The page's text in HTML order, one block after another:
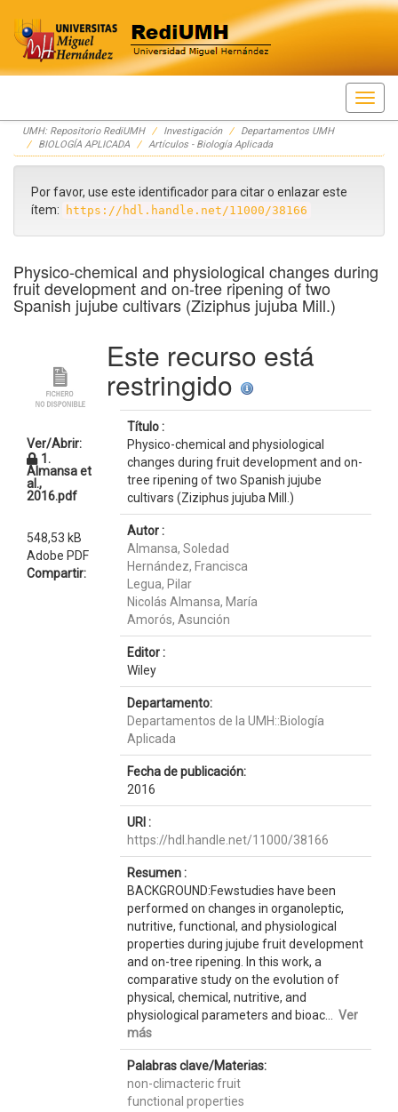
Skip
navigation
UMH: Repositorio RediUMH Investigación
Departamentos UMH
BIOLOGÍA APLICADA
Artículos - Biología Aplicada
Por favor, use este identificador para citar o enlazar este
ítem:
https://hdl.handle.net/11000/38166
Physico-chemical and physiological changes during
fruit development and on-tree ripening of two
Spanish jujube cultivars (Ziziphus jujuba Mill.)
Ver/Abrir:
1.
Almansa et
al.,
2016.pdf
548,53 kB
Adobe PDF
Compartir:
Este recurso está
restringido
Título :
Physico-chemical and physiological
changes during fruit development and on-
tree ripening of two Spanish jujube
cultivars (Ziziphus jujuba Mill.)
Autor :
Almansa, Soledad
Hernández, Francisca
Legua, Pilar
Nicolás Almansa, María
Amorós, Asunción
Editor :
Wiley
Departamento:
Departamentos de la UMH::Biología
Aplicada
Fecha de publicación:
2016
URI :
https://hdl.handle.net/11000/38166
Resumen :
BACKGROUND:Fewstudies have been
performed on changes in organoleptic,
nutritive, functional, and physiological
properties during jujube fruit development
and on-tree ripening. In this work, a
comparative study on the evolution of
physical, chemical, nutritive, and
physiological parameters and bioac... Ver
más
Palabras clave/Materias:
non-climacteric fruit
functional properties